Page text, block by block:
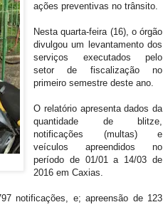
ações preventivas no trânsito.
Nesta quarta-feira (16), o órgão
divulgou um levantamento dos
serviços executados pelo
setor de fiscalização no
primeiro semestre deste ano.
O relatório apresenta dados da
quantidade de blitze,
notificações (multas) e
veículos apreendidos no
período de 01/01 a 14/03 de
2016 em Caxias.
notificações, e; apreensão de 123